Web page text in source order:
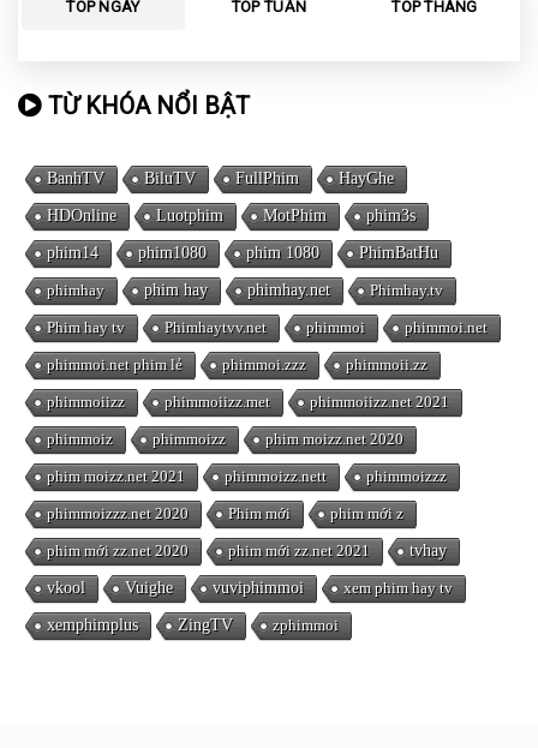
TOP NGÀY TOP TUẦN TOP THÁNG
TỪ KHÓA NỔI BẬT
BanhTV BiluTV FullPhim HayGhe
HDOnline Luotphim MotPhim phim3s
phim14 phim1080 phim 1080 PhimBatHu
phimhay phim hay phimhay.net Phimhay.tv
Phim hay tv Phimhaytvv.net phimmoi phimmoi.net
phimmoi.net phim lẻ phimmoi.zzz phimmoii.zz
phimmoiizz phimmoiizz.met phimmoiizz.net 2021
phimmoiz phimmoizz phim moizz.net 2020
phim moizz.net 2021 phimmoizz.nett phimmoizzz
phimmoizzz.net 2020 Phim mới phim mới z
phim mới zz.net 2020 phim mới zz.net 2021 tvhay
vkool Vuighe vuviphimmoi xem phim hay tv
xemphimplus ZingTV zphimmoi